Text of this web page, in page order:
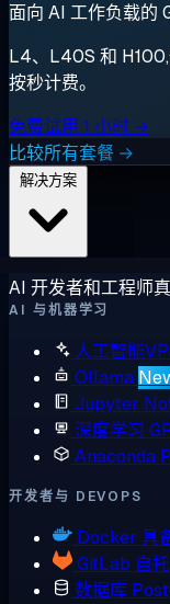
面向 AI 工作负载的
L4、L40S 和
按秒计费。
免费试用 1 小时 →
比较所有套餐 →
AI 开发者和工程师
AI 与机器学习
人工智能
Ollama
Jupyter
深度学习
Anaconda
开发者与 DEVOPS
Docker 具
GitLab 自
数据库